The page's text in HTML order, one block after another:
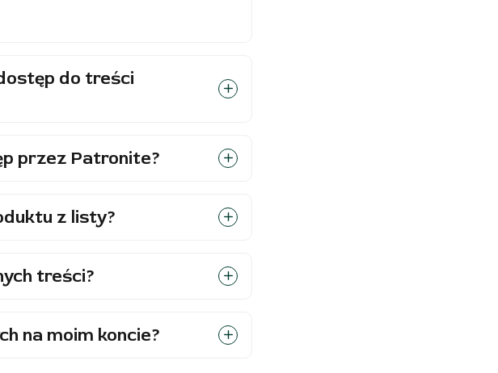
do treści
przez Patronite?
z listy?
treści?
na moim koncie?